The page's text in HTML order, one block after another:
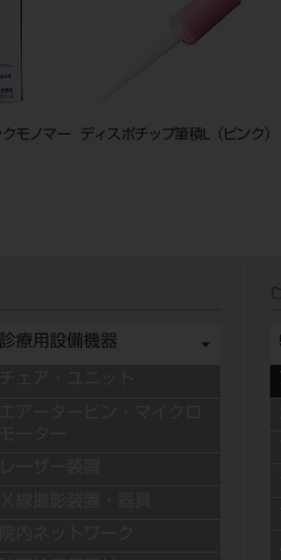
モノマー
ディスポチップ筆積L（ピンク）
診療用設備機器